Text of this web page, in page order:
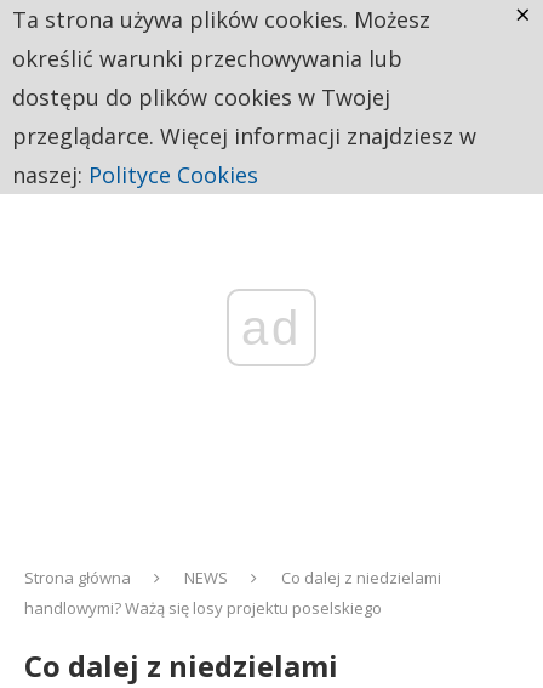
ad
Strona główna NEWS
Co dalej z niedzielami
handlowymi? Ważą się losy projektu poselskiego
Co dalej z niedzielami
Ta strona używa plików cookies. Możesz
określić warunki przechowywania lub
dostępu do plików cookies w Twojej
przeglądarce. Więcej informacji znajdziesz w
naszej: Polityce Cookies
×